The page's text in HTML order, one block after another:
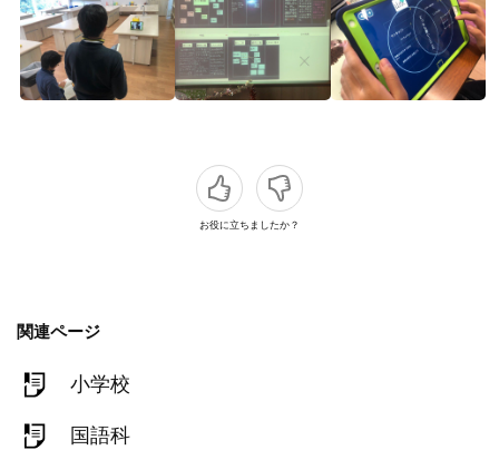
お役に立ちましたか？
関連ページ
小学校
国語科